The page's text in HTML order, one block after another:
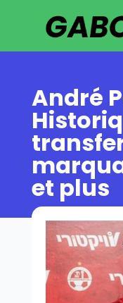
André
et plus